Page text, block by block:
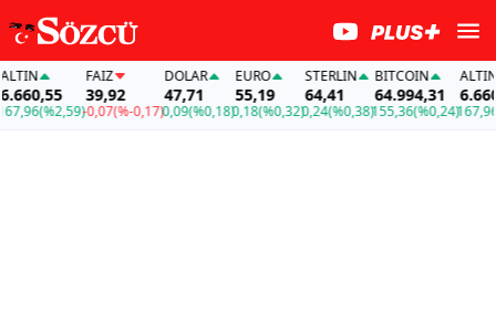
(%2,59)
FAİZ
39,92
-0,07(%-0,17)
DOLAR
47,71
0,09(%0,18)
EURO
55,19
0,18(%0,32)
STERLIN
64,41
0,24(%0,38)
BITCOIN
64.994,31
155,36(%0,24)
ALTIN
167,96